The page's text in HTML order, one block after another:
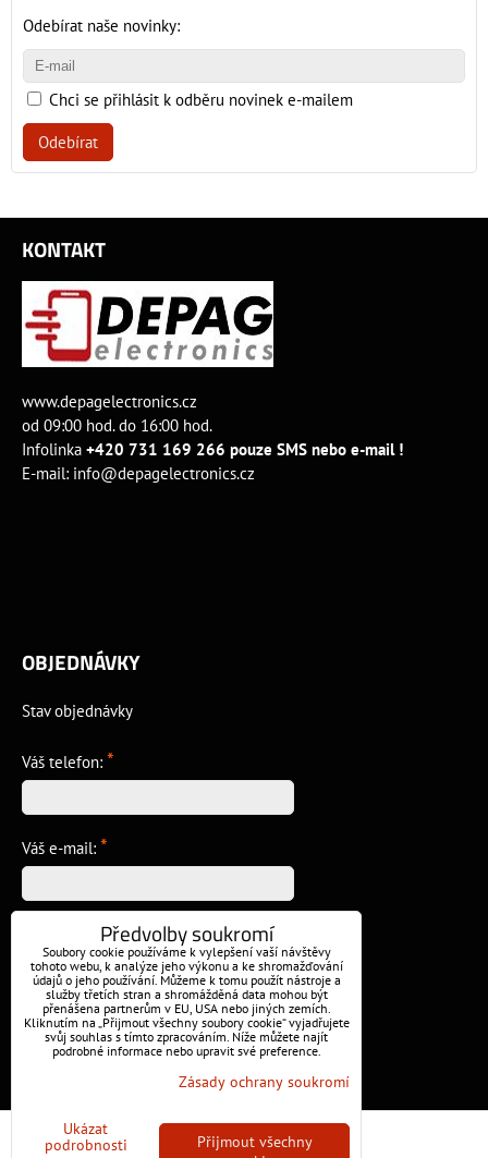
Odebírat naše novinky:
Chci se přihlásit k odběru novinek e-mailem
Odebírat
KONTAKT
www.depagelectronics.cz
od 09:00 hod. do 16:00 hod.
Infolinka +420 731 169 266 pouze SMS nebo e-mail !
E-mail: info@depagelectronics.cz
OBJEDNÁVKY
Stav objednávky
Váš telefon: *
Váš e-mail: *
Předvolby soukromí Zásady ochrany soukromí
Předvolby soukromí
Soubory cookie používáme k vylepšení vaší návštěvy
tohoto webu, k analýze jeho výkonu a ke shromažďování
údajů o jeho používání. Můžeme k tomu použít nástroje a
služby třetích stran a shromážděná data mohou být
přenášena partnerům v EU, USA nebo jiných zemích.
Kliknutím na „Přijmout všechny soubory cookie“ vyjadřujete
svůj souhlas s tímto zpracováním. Níže můžete najít
podrobné informace nebo upravit své preference.
Zásady ochrany soukromí
Ukázat
podrobnosti
Přijmout všechny